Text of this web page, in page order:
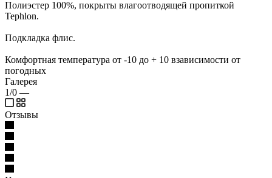
Полиэстер 100%, покрыты влагоотводящей пропиткой
Tephlon.
Подкладка флис.
Комфортная температура от -10 до + 10 взависимости от
погодных
Галерея
1/0 —
Отзывы